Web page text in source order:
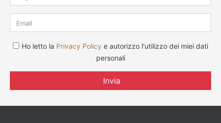
Ho letto la Privacy Policy e autorizzo l'utilizzo dei miei dati
personali
Invia